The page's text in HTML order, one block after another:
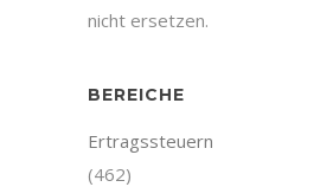
nicht ersetzen.
BEREICHE
Ertragssteuern
(462)